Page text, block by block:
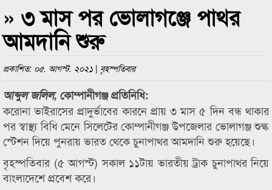
» ৩ মাস পর ভোলাগঞ্জে পাথর
আমদানি শুরু
প্রকাশিত: ০৫. আগস্ট. ২০২১ | বৃহস্পতিবার
আব্দুল জলিল,কোম্পানীগঞ্জ প্রতিনিধি:
করোনা ভাইরাসের প্রাদুর্ভাবের কারনে প্রায় ৩ মাস ৫ দিন বন্ধ থাকার
পর স্বাস্থ্য বিধি মেনে সিলেটের কোম্পানীগঞ্জ উপজেলার ভোলাগঞ্জ শুল্ক
স্টেশন দিয়ে পুনরায় ভারত থেকে চুনাপাথর আমদানি শুরু হয়েছে।
বৃহস্পতিবার (৫ আগস্ট) সকাল ১১টায় ভারতীয় ট্রাক চুনাপাথর নিয়ে
বাংলাদেশে প্রবেশ করে।